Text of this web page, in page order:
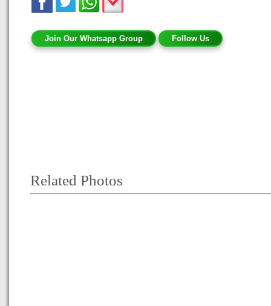
Join Our Whatsapp Group Follow Us
Related Photos